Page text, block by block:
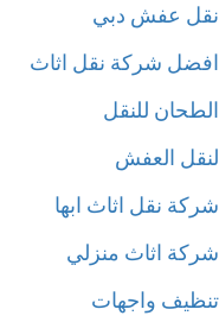
عفش دبي
شركة نقل اثاث
للنقل
العفش
نقل اثاث ابها
اثاث منزلي
واجهات